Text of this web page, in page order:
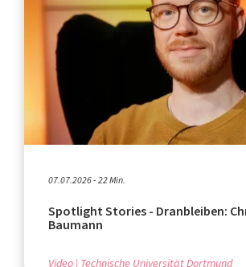
07.07.2026 - 22 Min.
Spotlight Stories - Dranbleiben:
Baumann
Video Technische Universität Dortmund